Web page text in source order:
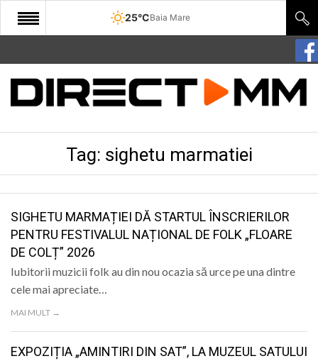
25°CBaia Mare
START
COMUNITATE
CULTURA
SANATATE
SPORT
SPECIAL
POLITIC
Tag: sighetu marmatiei
SIGHETU MARMAȚIEI DĂ STARTUL ÎNSCRIERILOR
PENTRU FESTIVALUL NAȚIONAL DE FOLK „FLOARE
DE COLȚ” 2026
Iubitorii muzicii folk au din nou ocazia să urce pe una dintre
cele mai apreciate…
MAI MULT →
EXPOZIȚIA „AMINTIRI DIN SAT”, LA MUZEUL SATULUI